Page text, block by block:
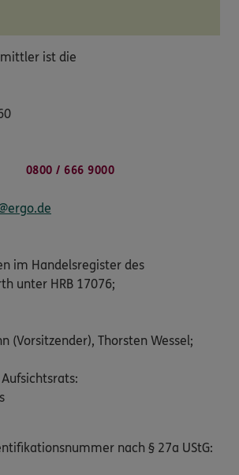
ist die
0800 / 666 9000
im Handelsregister des
unter HRB 17076;
(Vorsitzender), Thorsten Wessel;
nach § 27a UStG: